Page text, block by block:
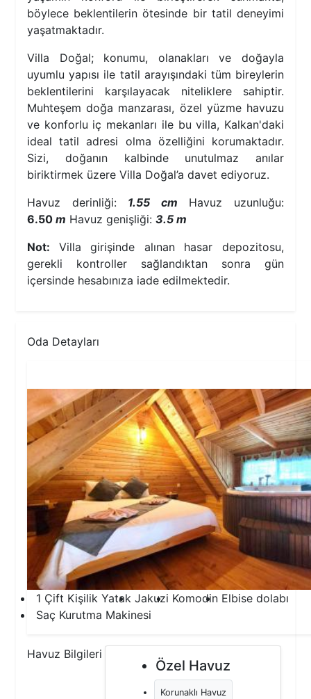
böylece beklentilerin ötesinde bir tatil deneyimi
yaşatmaktadır.
Villa Doğal; konumu, olanakları ve doğayla
uyumlu yapısı ile tatil arayışındaki tüm bireylerin
beklentilerini karşılayacak niteliklere sahiptir.
Muhteşem doğa manzarası, özel yüzme havuzu
ve konforlu iç mekanları ile bu villa, Kalkan'daki
ideal tatil adresi olma özelliğini korumaktadır.
Sizi, doğanın kalbinde unutulmaz anılar
biriktirmek üzere Villa Doğal’a davet ediyoruz.
Havuz derinliği: 1.55 cm
Havuz uzunluğu:
6.50 m Havuz genişliği: 3.5 m
Not: Villa girişinde alınan hasar depozitosu,
gerekli kontroller sağlandıktan sonra gün
içersinde hesabınıza iade edilmektedir.
Oda Detayları
1 Çift Kişilik Yatak Jakuzi Komodin Elbise dolabı
Saç Kurutma Makinesi
Havuz Bilgileri
Özel Havuz
Korunaklı Havuz